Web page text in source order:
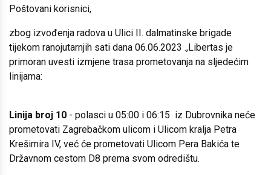
Poštovani korisnici,
zbog izvođenja radova u Ulici II. dalmatinske brigade
tijekom ranojutarnjih sati dana 06.06.2023 .,Libertas je
primoran uvesti izmjene trasa prometovanja na sljedećim
linijama:
Linija broj 10 - polasci u 05:00 i 06:15 iz Dubrovnika neće
prometovati Zagrebačkom ulicom i Ulicom kralja Petra
Krešimira IV, već će prometovati Ulicom Pera Bakića te
Državnom cestom D8 prema svom odredištu.